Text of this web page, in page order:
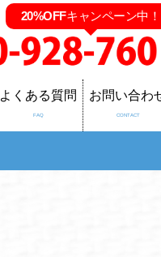
20%OFFキャンペーン中！
よくある質問
FAQ
お問い合わ
CONTACT